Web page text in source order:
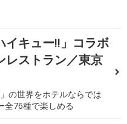
イキュー!!」コラボ
レストラン／東京
」の世界をホテルならでは
全76種で楽しめる